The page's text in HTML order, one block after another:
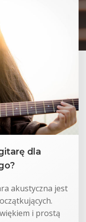
dla
akustyczna jest
i prostą